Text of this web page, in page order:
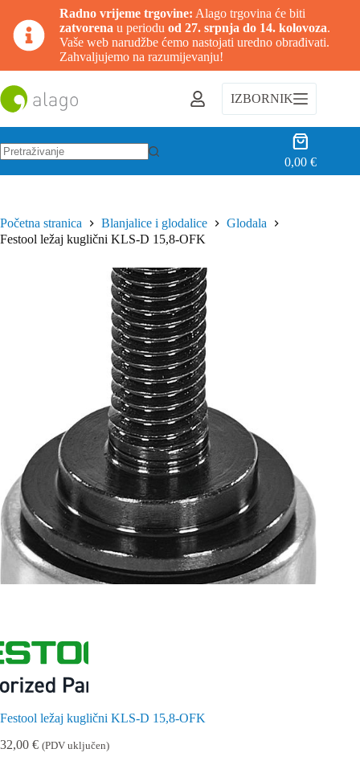
Radno vrijeme trgovine: Alago trgovina će biti
zatvorena u periodu od 27. srpnja do 14. kolovoza.
Vaše web narudžbe ćemo nastojati uredno obrađivati.
Zahvaljujemo na razumijevanju!
na
sadržaj
IZBORNIK
Košarica
0,00€
Početna stranica Blanjalice i glodalice
Glodala
Festool ležaj kuglični KLS-D 15,8-OFK
Festool ležaj kuglični KLS-D 15,8-OFK
32,00 € (PDV uključen)